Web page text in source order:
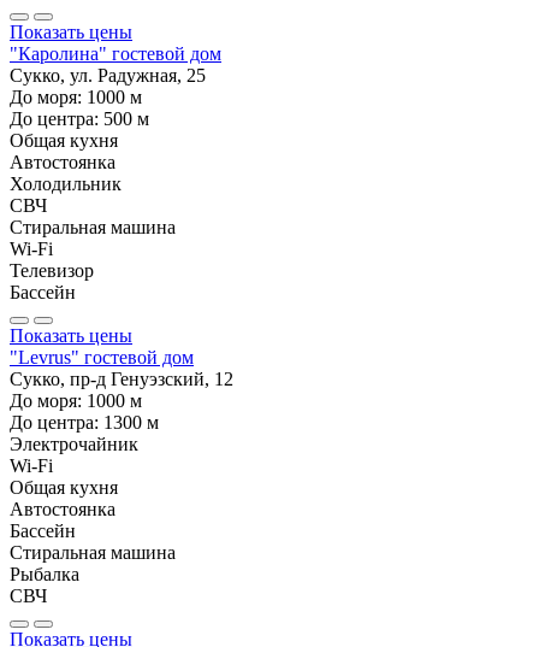
Показать цены
"Каролина" гостевой дом
Сукко, ул. Радужная, 25
До моря: 1000 м
До центра: 500 м
Общая кухня
Автостоянка
Холодильник
СВЧ
Стиральная машина
Wi-Fi
Телевизор
Бассейн
Показать цены
"Levrus" гостевой дом
Сукко, пр-д Генуэзский, 12
До моря: 1000 м
До центра: 1300 м
Электрочайник
Wi-Fi
Общая кухня
Автостоянка
Бассейн
Стиральная машина
Рыбалка
СВЧ
Показать цены